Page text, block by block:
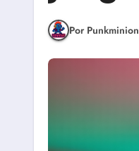
Por Punkminion